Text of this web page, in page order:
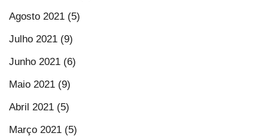
Agosto 2021 (5)
Julho 2021 (9)
Junho 2021 (6)
Maio 2021 (9)
Abril 2021 (5)
Março 2021 (5)